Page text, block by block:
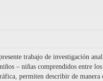
trabajo de investigación
– niñas comprendidos entre
permiten describir de manera